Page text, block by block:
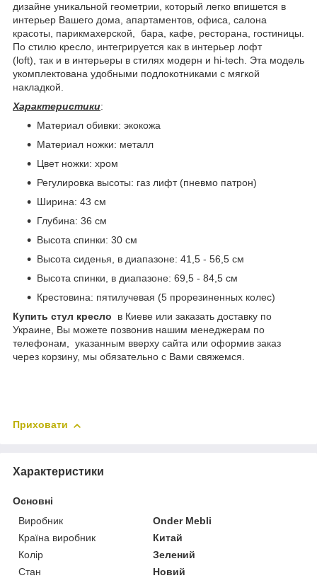
дизайне уникальной геометрии, который легко впишется в
интерьер Вашего дома, апартаментов, офиса, салона
красоты, парикмахерской, бара, кафе, ресторана, гостиницы.
По стилю кресло, интегрируется как в интерьер лофт
(loft), так и в интерьеры в стилях модерн и hi-tech. Эта модель
укомплектована удобными подлокотниками с мягкой
накладкой.
Характеристики:
Материал обивки: экокожа
Материал ножки: металл
Цвет ножки: хром
Регулировка высоты: газ лифт (пневмо патрон)
Ширина: 43 см
Глубина: 36 см
Высота спинки: 30 см
Высота сиденья, в диапазоне: 41,5 - 56,5 см
Высота спинки, в диапазоне: 69,5 - 84,5 см
Крестовина: пятилучевая (5 прорезиненных колес)
Купить стул кресло в Киеве или заказать доставку по
Украине, Вы можете позвонив нашим менеджерам по
телефонам, указанным вверху сайта или оформив заказ
через корзину, мы обязательно с Вами свяжемся.
Приховати
Характеристики
Основні
Виробник
Onder Mebli
Країна виробник
Китай
Колір
Зелений
Стан
Новий